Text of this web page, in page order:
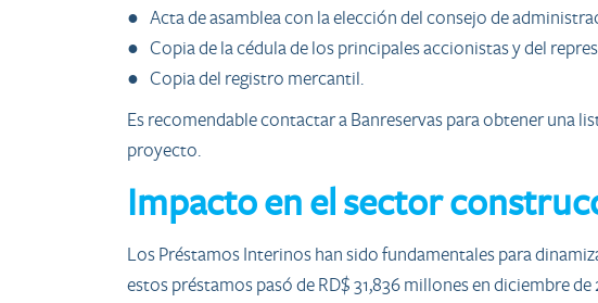
● Acta de asamblea con la elección del consejo de
● Copia de la cédula de los principales accionistas y del
● Copia del registro mercantil.
Es recomendable contactar a Banreservas para obtener una
proyecto.
Impacto en el sector
Los Préstamos Interinos han sido fundamentales para
estos préstamos pasó de RD$ 31,836 millones en diciembre